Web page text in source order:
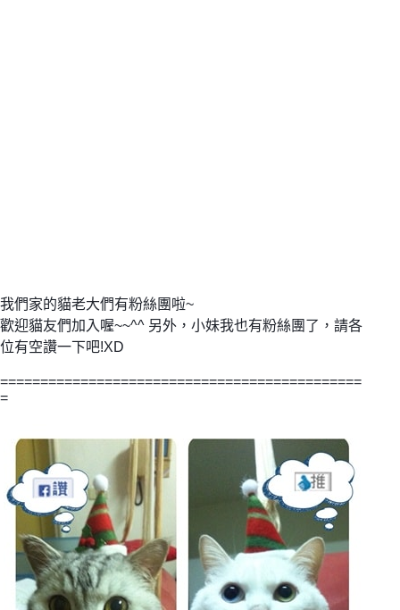
我們家的貓老大們有粉絲團啦~
歡迎貓友們加入喔~~^^ 另外，小妹我也有粉絲團了，請各
位有空讚一下吧!XD
=============================================
=